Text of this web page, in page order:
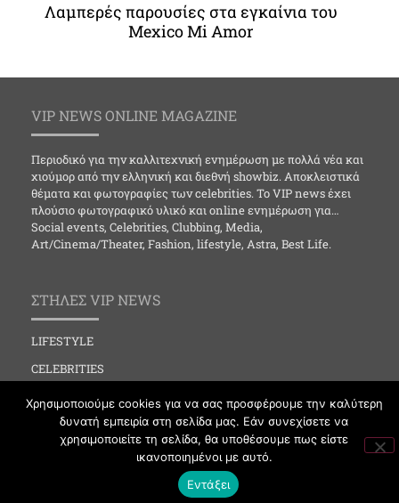
Λαμπερές παρουσίες στα εγκαίνια του
Mexico Mi Amor
VIP NEWS ONLINE MAGAZINE
Περιοδικό για την καλλιτεχνική ενημέρωση με πολλά νέα και
χιούμορ από την ελληνική και διεθνή showbiz. Αποκλειστικά
θέματα και φωτογραφίες των celebrities. Το VIP news έχει
πλούσιο φωτογραφικό υλικό και online ενημέρωση για…
Social events, Celebrities, Clubbing, Media,
Art/Cinema/Theater, Fashion, lifestyle, Astra, Best Life.
ΣΤΗΛΕΣ VIP NEWS
LIFESTYLE
CELEBRITIES
MEDIA
SOCIAL EVENTS
CLUBBING
Χρησιμοποιούμε cookies για να σας προσφέρουμε την καλύτερη
δυνατή εμπειρία στη σελίδα μας. Εάν συνεχίσετε να
χρησιμοποιείτε τη σελίδα, θα υποθέσουμε πως είστε
ικανοποιημένοι με αυτό.
Εντάξει